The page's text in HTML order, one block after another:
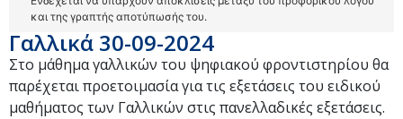
και της γραπτής αποτύπωσής του.
Γαλλικά 30-09-2024
Στο μάθημα γαλλικών του ψηφιακού φροντιστηρίου θα
παρέχεται προετοιμασία για τις εξετάσεις του ειδικού
μαθήματος των Γαλλικών στις πανελλαδικές εξετάσεις.